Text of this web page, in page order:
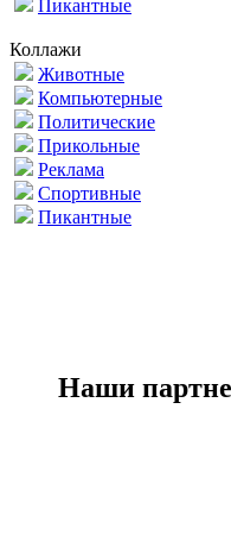
Пикантные
Коллажи
Животные
Компьютерные
Политические
Прикольные
Реклама
Спортивные
Пикантные
Наши